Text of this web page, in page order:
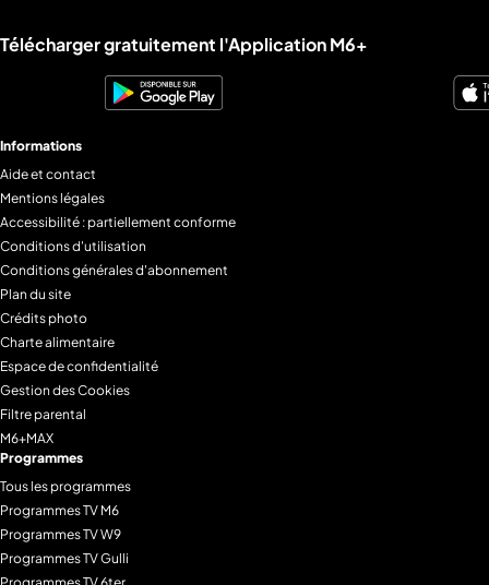
Liens utiles M6+.
Télécharger gratuitement l'Application M6+
Informations
Aide et contact
Mentions légales
Accessibilité : partiellement conforme
Conditions d'utilisation
Conditions générales d'abonnement
Plan du site
Crédits photo
Charte alimentaire
Espace de confidentialité
Gestion des Cookies
Filtre parental
M6+MAX
Programmes
Tous les programmes
Programmes TV M6
Programmes TV W9
Programmes TV Gulli